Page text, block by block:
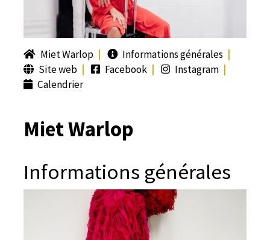
Miet Warlop
Informations générales
Site web
Facebook
Instagram
Calendrier
Miet Warlop
Informations générales